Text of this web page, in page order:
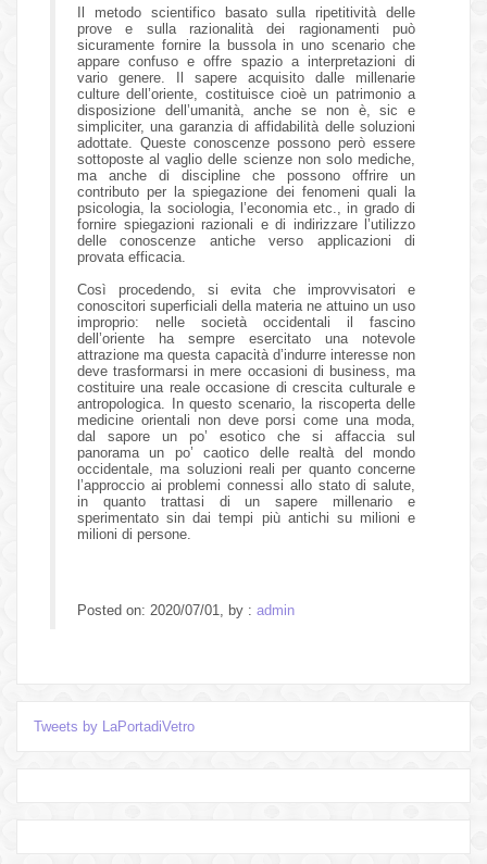
Il metodo scientifico basato sulla ripetitività delle
prove e sulla razionalità dei ragionamenti può
sicuramente fornire la bussola in uno scenario che
appare confuso e offre spazio a interpretazioni di
vario genere. Il sapere acquisito dalle millenarie
culture dell’oriente, costituisce cioè un patrimonio a
disposizione dell’umanità, anche se non è, sic e
simpliciter, una garanzia di affidabilità delle soluzioni
adottate. Queste conoscenze possono però essere
sottoposte al vaglio delle scienze non solo mediche,
ma anche di discipline che possono offrire un
contributo per la spiegazione dei fenomeni quali la
psicologia, la sociologia, l’economia etc., in grado di
fornire spiegazioni razionali e di indirizzare l’utilizzo
delle conoscenze antiche verso applicazioni di
provata efficacia.
Così procedendo, si evita che improvvisatori e
conoscitori superficiali della materia ne attuino un uso
improprio: nelle società occidentali il fascino
dell’oriente ha sempre esercitato una notevole
attrazione ma questa capacità d’indurre interesse non
deve trasformarsi in mere occasioni di business, ma
costituire una reale occasione di crescita culturale e
antropologica. In questo scenario, la riscoperta delle
medicine orientali non deve porsi come una moda,
dal sapore un po’ esotico che si affaccia sul
panorama un po’ caotico delle realtà del mondo
occidentale, ma soluzioni reali per quanto concerne
l’approccio ai problemi connessi allo stato di salute,
in quanto trattasi di un sapere millenario e
sperimentato sin dai tempi più antichi su milioni e
milioni di persone.
Posted on: 2020/07/01, by : admin
Tweets by LaPortadiVetro